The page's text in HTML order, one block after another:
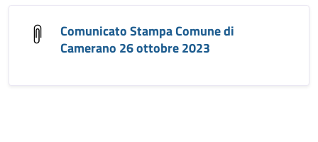
Comunicato Stampa Comune di
Camerano 26 ottobre 2023